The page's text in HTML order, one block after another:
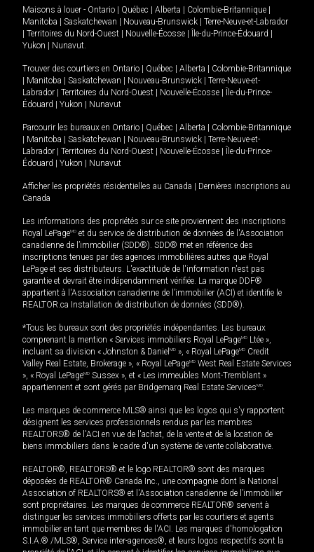
Maisons à louer - Ontario Québec Alberta Colombie-Britannique
Manitoba
Saskatchewan Nouveau-Brunswick
Terre-Neuve-et-Labrador
Territoires du Nord-Ouest Nouvelle-Écosse Île-du-Prince-Édouard
Yukon
Nunavut.
Trouver des courtiers en Ontario Québec Alberta
Colombie-Britannique
Manitoba Saskatchewan Nouveau-Brunswick
Terre-Neuve-et-
Labrador
Territoires du Nord-Ouest Nouvelle-Écosse
Île-du-Prince-
Édouard
Yukon Nunavut
Parcourir les bureaux en Ontario Québec Alberta
Colombie-Britannique
Manitoba Saskatchewan Nouveau-Brunswick
Terre-Neuve-et-
Labrador
Territoires du Nord-Ouest Nouvelle-Écosse
Île-du-Prince-
Édouard
Yukon Nunavut
Afficher les propriétés résidentielles au Canada
Dernières inscriptions au
Canada
Les informations des propriétés sur ce site proviennent des inscriptions
Royal LePageMD et du service de distribution de données de l'Association
canadienne de l’immobilier (SDD®). SDD® met en référence des
inscriptions tenues par des agences immobilières autres que Royal
LePage et ses distributeurs. L'exactitude de l'information n'est pas
garantie et devrait être indépendamment vérifiée. La marque DDF®
appartient à l'Association canadienne de l’immobilier (ACI) et identifie le
REALTOR.ca Installation de distribution de données (SDD®).
*Tous les bureaux sont des propriétés indépendantes. Les bureaux
comprenant la mention « Services immobiliers Royal LePageMD Ltée »,
incluant sa division « Johnston & Daniel MD », « Royal LePageMD Credit
Valley Real Estate, Brokerage », « Royal LePageMD West Real Estate Services
», « Royal LePageMD Sussex », et « Les immeubles Mont-Tremblant »
appartiennent et sont gérés par Bridgemarq Real Estate ServicesMD.
Les marques de commerce MLS® ainsi que les logos qui s'y rapportent
désignent les services professionnels rendus par les membres
REALTORS® de l'ACI en vue de l'achat, de la vente et de la location de
biens immobiliers dans le cadre d'un système de vente collaborative.
REALTOR®, REALTORS® et le logo REALTOR® sont des marques
déposées de REALTOR® Canada Inc., une compagnie dont la National
Association of REALTORS® et l'Association canadienne de l’immobilier
sont propriétaires. Les marques de commerce REALTOR® servent à
distinguer les services immobiliers offerts par les courtiers et agents
immobilier en tant que membres de l'ACI. Les marques d'homologation
S.I.A.® /MLS®, Service inter-agences®, et leurs logos respectifs sont la